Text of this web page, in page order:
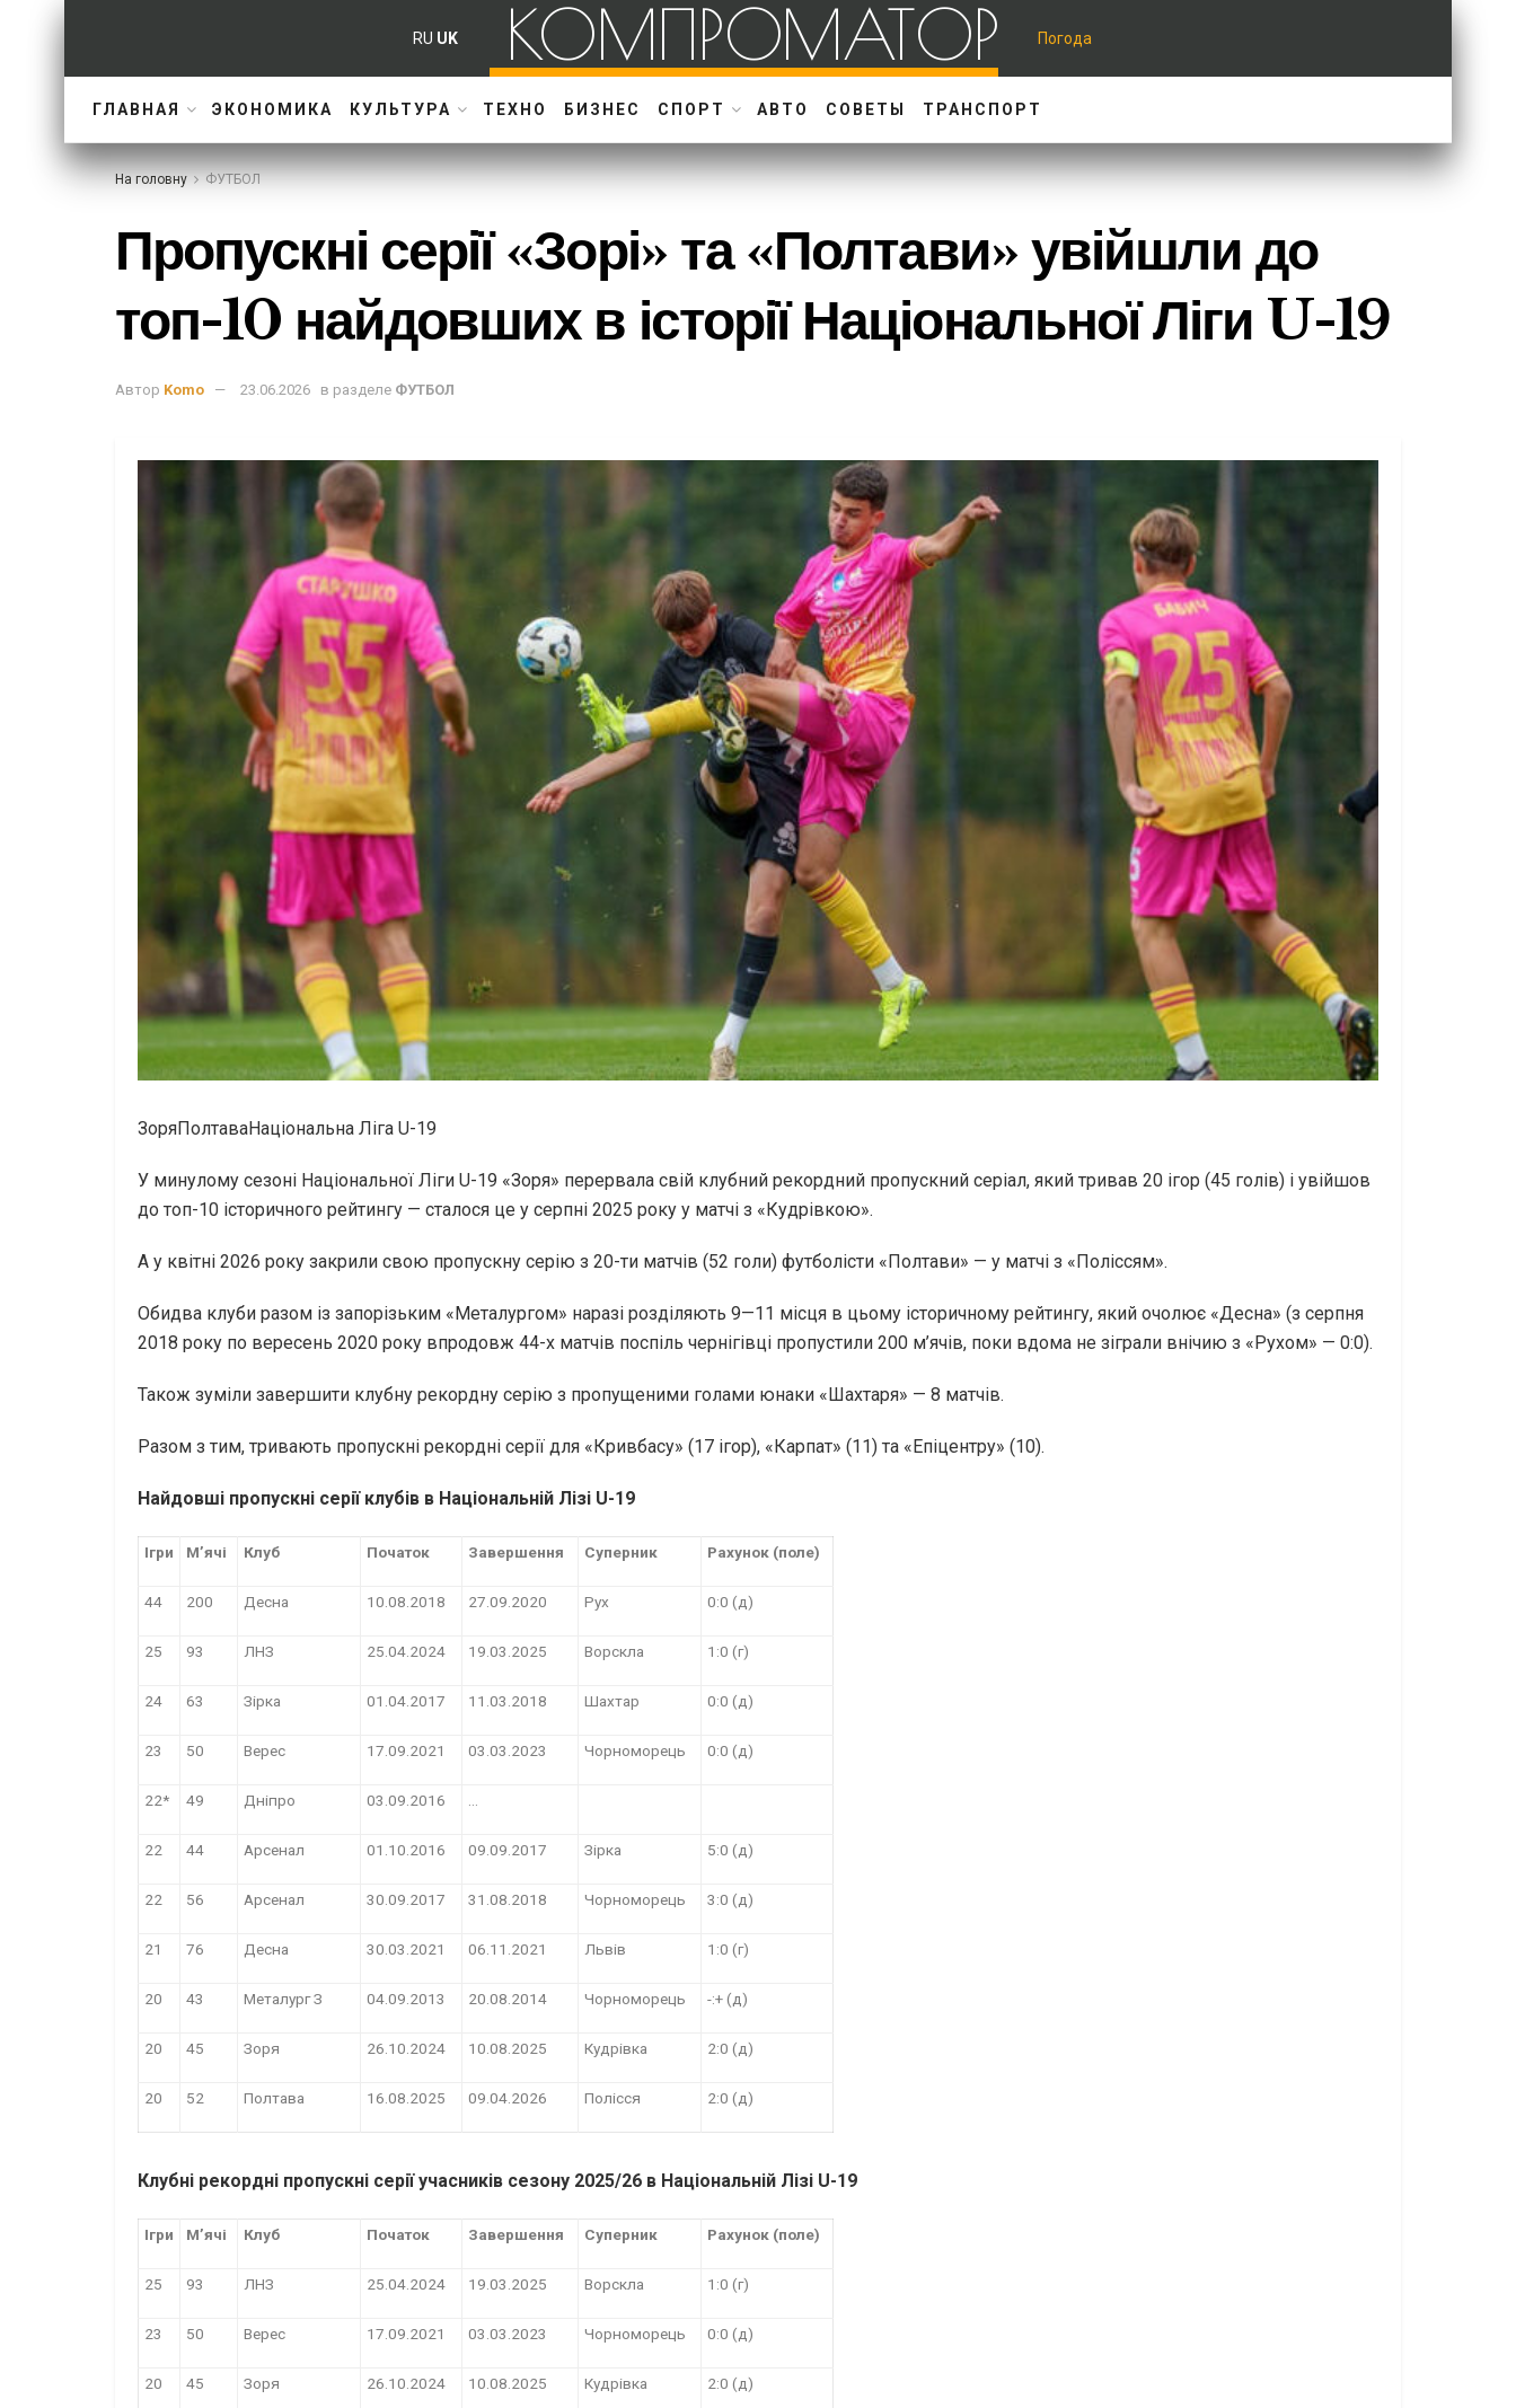
RU UK КОМПРОМАТОР Погода
ГЛАВНАЯ ЭКОНОМИКА КУЛЬТУРА ТЕХНО БИЗНЕС СПОРТ АВТО СОВЕТЫ ТРАНСПОРТ
На головну ФУТБОЛ
Пропускні серії «Зорі» та «Полтави» увійшли до
топ-10 найдовших в історії Національної Ліги U-19
Автор Komo 23.06.2026 в разделе ФУТБОЛ
ЗоряПолтаваНаціональна Ліга U-19
У минулому сезоні Національної Ліги U-19 «Зоря» перервала свій клубний рекордний пропускний серіал, який тривав 20 ігор (45 голів) і увійшов
до топ-10 історичного рейтингу — сталося це у серпні 2025 року у матчі з «Кудрівкою».
А у квітні 2026 року закрили свою пропускну серію з 20-ти матчів (52 голи) футболісти «Полтави» — у матчі з «Поліссям».
Обидва клуби разом із запорізьким «Металургом» наразі розділяють 9—11 місця в цьому історичному рейтингу, який очолює «Десна» (з серпня
2018 року по вересень 2020 року впродовж 44-х матчів поспіль чернігівці пропустили 200 м’ячів, поки вдома не зіграли внічию з «Рухом» — 0:0).
Також зуміли завершити клубну рекордну серію з пропущеними голами юнаки «Шахтаря» — 8 матчів.
Разом з тим, тривають пропускні рекордні серії для «Кривбасу» (17 ігор), «Карпат» (11) та «Епіцентру» (10).
Найдовші пропускні серії клубів в Національній Лізі U-19
Ігри М’ячі Клуб Початок Завершення Суперник Рахунок (поле)
44 200 Десна 10.08.2018 27.09.2020 Рух 0:0 (д)
25 93 ЛНЗ 25.04.2024 19.03.2025 Ворскла 1:0 (г)
24 63 Зірка 01.04.2017 11.03.2018 Шахтар 0:0 (д)
23 50 Верес 17.09.2021 03.03.2023 Чорноморець 0:0 (д)
22* 49 Дніпро 03.09.2016
22 44 Арсенал 01.10.2016 09.09.2017 Зірка 5:0 (д)
22 56 Арсенал 30.09.2017 31.08.2018 Чорноморець 3:0 (д)
21 76 Десна 30.03.2021 06.11.2021 Львів 1:0 (г)
20 43 Металург З 04.09.2013 20.08.2014 Чорноморець -:+ (д)
20 45 Зоря 26.10.2024 10.08.2025 Кудрівка 2:0 (д)
20 52 Полтава 16.08.2025 09.04.2026 Полісся 2:0 (д)
Клубні рекордні пропускні серії учасників сезону 2025/26 в Національній Лізі U-19
Ігри М’ячі Клуб Початок Завершення Суперник Рахунок (поле)
25 93 ЛНЗ 25.04.2024 19.03.2025 Ворскла 1:0 (г)
23 50 Верес 17.09.2021 03.03.2023 Чорноморець 0:0 (д)
20 45 Зоря 26.10.2024 10.08.2025 Кудрівка 2:0 (д)